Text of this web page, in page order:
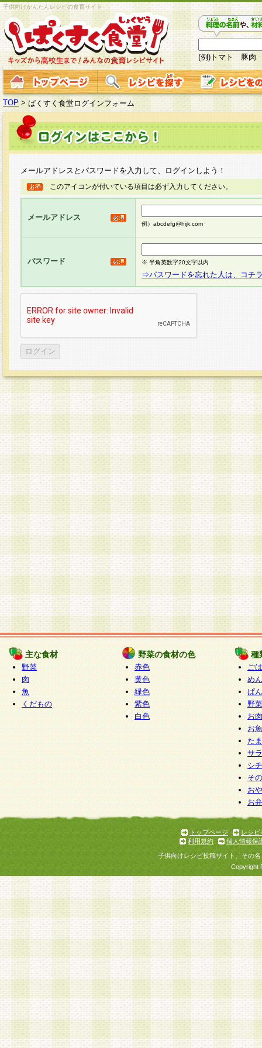
子供向けかんたんレシピの食育サイト
(例)トマト 豚肉
TOP > ぱくすく食堂ログインフォーム
メールアドレスとパスワードを入力して、ログインしよう！
このアイコンが付いている項目は必ず入力してください。
メールアドレス
例）abcdefg@hijk.com
パスワード ※ 半角英数字20文字以内
⇒パスワードを忘れた人は、コチ
主な食材
野菜
肉
魚
くだもの
野菜の食材の色
赤色
黄色
緑色
紫色
白色
種
ご
めん
ぱん
野
お
お
た
サ
シ
そ
お
お
トップページ
レシピ
利用規約
個人情報保
子供向けレシピ投稿サイト、その
Copyright